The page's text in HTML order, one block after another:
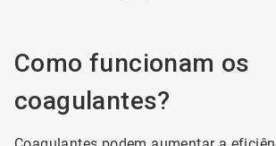
Como funcionam os
coagulantes?